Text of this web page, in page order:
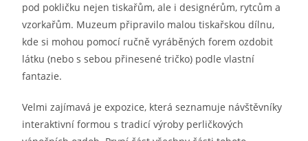
pod pokličku nejen tiskařům, ale i designérům, rytcům a
vzorkařům. Muzeum připravilo malou tiskařskou dílnu,
kde si mohou pomocí ručně vyráběných forem ozdobit
látku (nebo s sebou přinesené tričko) podle vlastní
fantazie.
Velmi zajímavá je expozice, která seznamuje návštěvníky
interaktivní formou s tradicí výroby perličkových